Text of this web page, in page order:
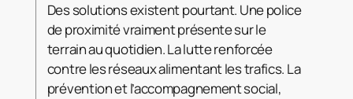
Des solutions existent pourtant. Une police
de proximité vraiment présente sur le
terrain au quotidien. La lutte renforcée
contre les réseaux alimentant les trafics. La
prévention et l’accompagnement social,